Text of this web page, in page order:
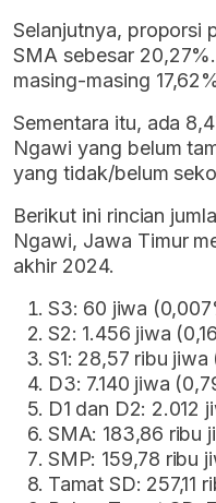
Selanjutnya, proporsi
SMA sebesar
masing-masing
Sementara itu, ada
Ngawi yang belum
yang tidak/belum
Berikut ini rincian
Ngawi, Jawa Timur
akhir 2024.
S3: 60 jiwa
S2: 1.456 jiwa
S1: 28,57 ribu jiwa
D3: 7.140 jiwa
D1 dan D2: 2.012
SMA: 183,86 ribu
SMP: 159,78 ribu
Tamat SD: 257,11